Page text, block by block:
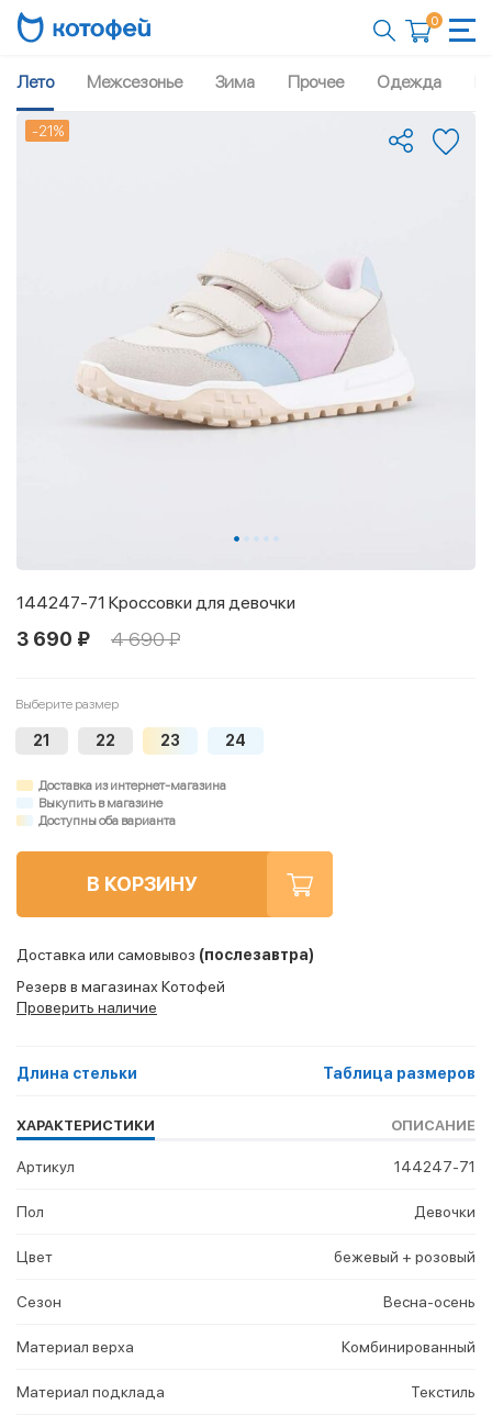
0
Лето Межсезонье Зима Прочее Одежда
-21%
144247-71 Кроссовки для девочки
3 690 ₽ 4 690 ₽
Выберите размер
21 22 23 24
Доставка из интернет-магазина
Выкупить в магазине
Доступны оба варианта
В КОРЗИНУ
Доставка или самовывоз (послезавтра)
Резерв в магазинах Котофей
Проверить наличие
Длина стельки Таблица размеров
ХАРАКТЕРИСТИКИ ОПИСАНИЕ
Артикул 144247-71
Пол Девочки
Цвет бежевый + розовый
Сезон Весна-осень
Материал верха Комбинированный
Материал подклада Текстиль